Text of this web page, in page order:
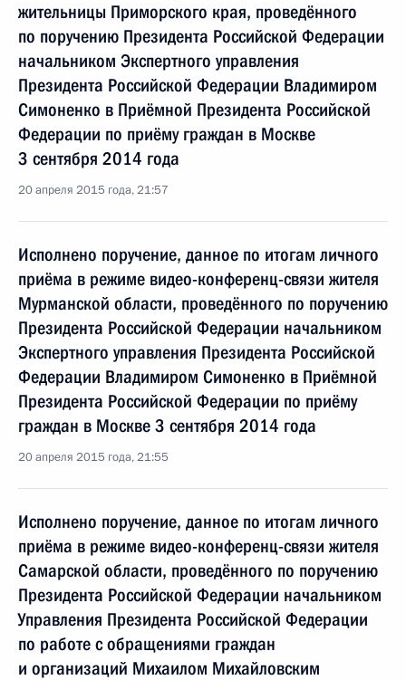
жительницы Приморского края, проведённого
по поручению Президента Российской Федерации
начальником Экспертного управления
Президента Российской Федерации Владимиром
Симоненко в Приёмной Президента Российской
Федерации по приёму граждан в Москве
3 сентября 2014 года
20 апреля 2015 года, 21:57
Исполнено поручение, данное по итогам личного
приёма в режиме видео-конференц-связи жителя
Мурманской области, проведённого по поручению
Президента Российской Федерации начальником
Экспертного управления Президента Российской
Федерации Владимиром Симоненко в Приёмной
Президента Российской Федерации по приёму
граждан в Москве 3 сентября 2014 года
20 апреля 2015 года, 21:55
Исполнено поручение, данное по итогам личного
приёма в режиме видео-конференц-связи жителя
Самарской области, проведённого по поручению
Президента Российской Федерации начальником
Управления Президента Российской Федерации
по работе с обращениями граждан
и организаций Михаилом Михайловским